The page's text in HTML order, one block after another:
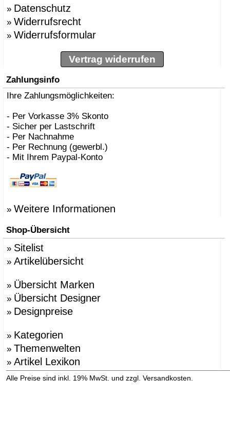
» Datenschutz
» Widerrufsrecht
» Widerrufsformular
Vertrag widerrufen
Zahlungsinfo
Ihre Zahlungsmöglichkeiten:
- Per Vorkasse 3% Skonto
- Sicher per Lastschrift
- Per Nachnahme
- Per Rechnung (gewerbl.)
- Mit Ihrem Paypal-Konto
» Weitere Informationen
Shop-Übersicht
» Sitelist
» Artikelübersicht
» Übersicht Marken
» Übersicht Designer
» Designpreise
» Kategorien
» Themenwelten
» Artikel Lexikon
Alle Preise sind inkl. 19% MwSt. und zzgl. Versandkosten.